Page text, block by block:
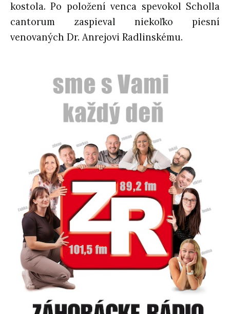
kostola. Po položení venca spevokol Scholla
cantorum zaspieval niekoľko piesní
venovaných Dr. Anrejovi Radlinskému.